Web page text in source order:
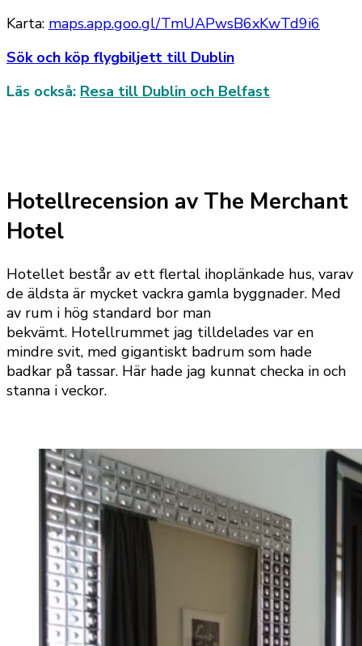
Karta: maps.app.goo.gl/TmUAPwsB6xKwTd9i6
Sök och köp flygbiljett till Dublin
Läs också: Resa till Dublin och Belfast
Hotellrecension av The Merchant
Hotel
Hotellet består av ett flertal ihoplänkade hus, varav
de äldsta är mycket vackra gamla byggnader. Med
av rum i hög standard bor man
bekvämt. Hotellrummet jag tilldelades var en
mindre svit, med gigantiskt badrum som hade
badkar på tassar. Här hade jag kunnat checka in och
stanna i veckor.